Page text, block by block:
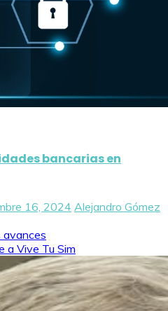
bancarias en
16, 2024 Alejandro Gómez
avances
a Vive Tu Sim